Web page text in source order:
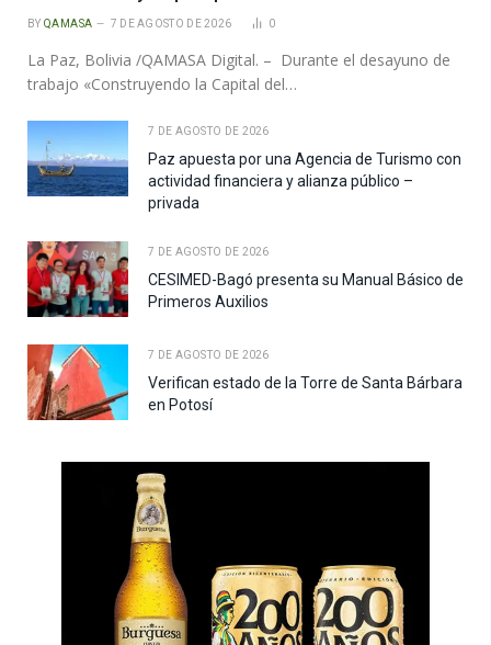
BY QAMASA 7 DE AGOSTO DE 2026 0
La Paz, Bolivia /QAMASA Digital. – Durante el desayuno de
trabajo «Construyendo la Capital del…
7 DE AGOSTO DE 2026
Paz apuesta por una Agencia de Turismo con
actividad financiera y alianza público –
privada
7 DE AGOSTO DE 2026
CESIMED-Bagó presenta su Manual Básico de
Primeros Auxilios
7 DE AGOSTO DE 2026
Verifican estado de la Torre de Santa Bárbara
en Potosí